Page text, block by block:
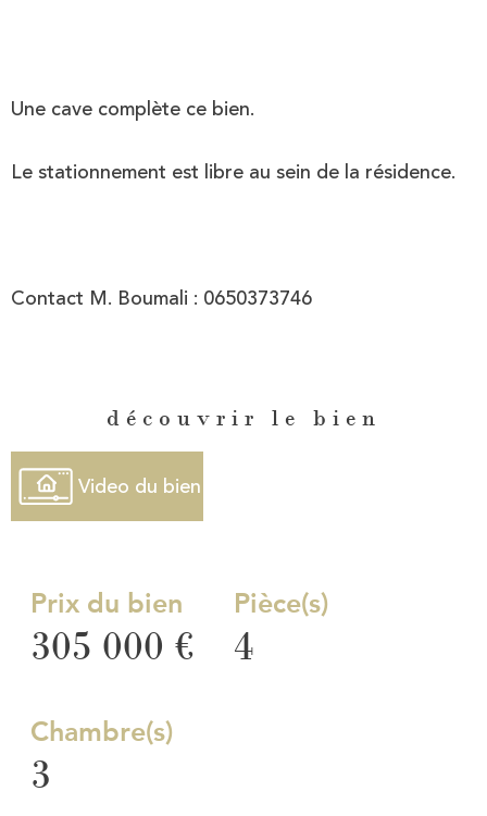
Une cave complète ce bien.
Le stationnement est libre au sein de la résidence.
Contact M. Boumali : 0650373746
découvrir le bien
Video du bien
Prix du bien
305 000 €
Pièce(s)
4
Chambre(s)
3